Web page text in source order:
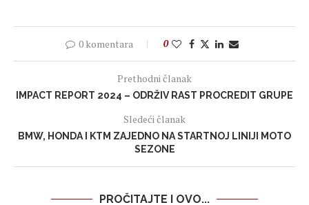
0 komentara 0
Prethodni članak
IMPACT REPORT 2024 – ODRŽIV RAST PROCREDIT GRUPE
Sledeći članak
BMW, HONDA I KTM ZAJEDNO NA STARTNOJ LINIJI MOTO
SEZONE
PROČITAJTE I OVO...